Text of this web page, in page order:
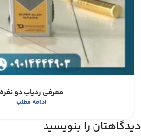
معرفی ردیاب دو نفره
ادامه مطلب
دیدگاهتان را بنویسید